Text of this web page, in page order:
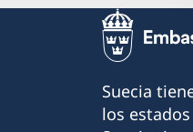
Suecia
los